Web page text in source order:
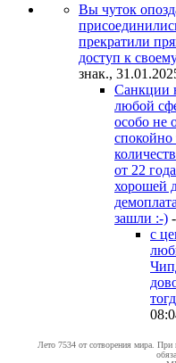
Вы чуток
прекратили
доступ к
знак.,
Санкции
любой
особо не
от 22
хорошей
зашли :-) -
с
Лето 7534 от сотворения мира. При